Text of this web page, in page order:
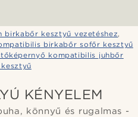
birkabőr kesztyű vezetéshez,
birkabőr sofőr kesztyű
kompatibilis juhbőr
KÉNYELEM
könnyű és rugalmas -